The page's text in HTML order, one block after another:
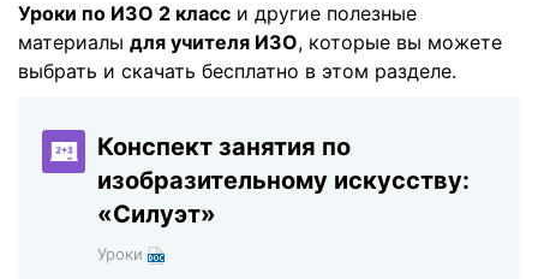
Уроки по ИЗО 2 класс и другие полезные
материалы для учителя ИЗО, которые вы можете
выбрать и скачать бесплатно в этом разделе.
Конспект занятия по
изобразительному искусству:
«Силуэт»
Уроки